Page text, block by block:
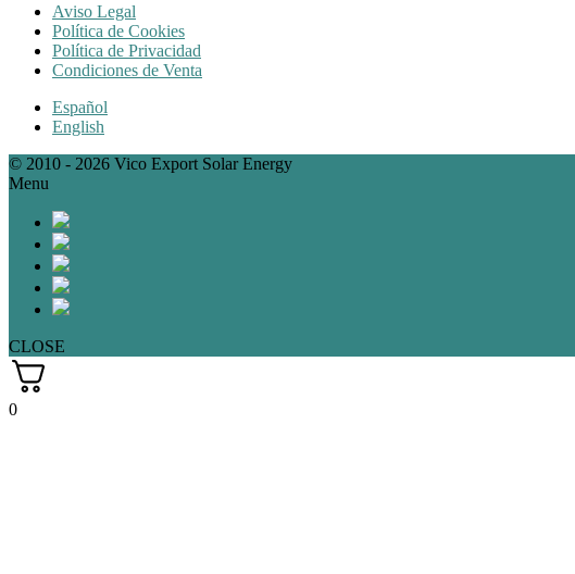
Aviso Legal
Política de Cookies
Política de Privacidad
Condiciones de Venta
Español
English
© 2010 - 2026 Vico Export Solar Energy
Menu
CLOSE
0